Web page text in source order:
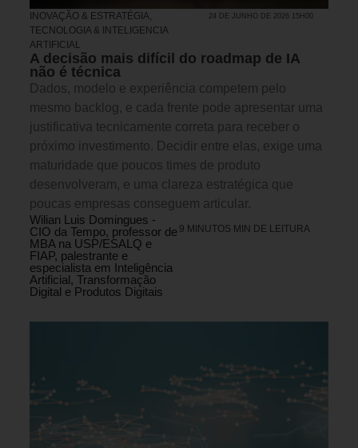
INOVAÇÃO & ESTRATÉGIA,
TECNOLOGIA & INTELIGENCIA
ARTIFICIAL
24 DE JUNHO DE 2026 15H00
A decisão mais difícil do roadmap de IA
não é técnica
Dados, modelo e experiência competem pelo
mesmo backlog, e cada frente pode apresentar uma
justificativa tecnicamente correta para receber o
próximo investimento. Decidir entre elas, exige uma
maturidade que poucos times de produto
desenvolveram, e uma clareza estratégica que
poucas empresas conseguem articular.
Wilian Luis Domingues -
CIO da Tempo, professor de
MBA na USP/ESALQ e
FIAP, palestrante e
especialista em Inteligência
Artificial, Transformação
Digital e Produtos Digitais
9 MINUTOS MIN DE LEITURA